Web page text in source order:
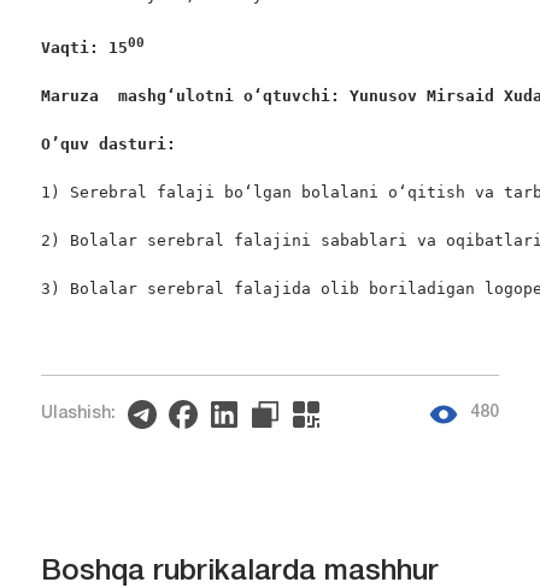
Vaqti: 1500
Maruza  mashgʻulotni oʻqtuvchi: Yunusov Mirsaid
O’quv dasturi:
1) Serebral falaji bo‘lgan bolalani o‘qitish va
2) Bolalar serebral falajini sabablari va
3) Bolalar serebral falajida olib boriladigan
Ulashish: 480
Boshqa rubrikalarda mashhur